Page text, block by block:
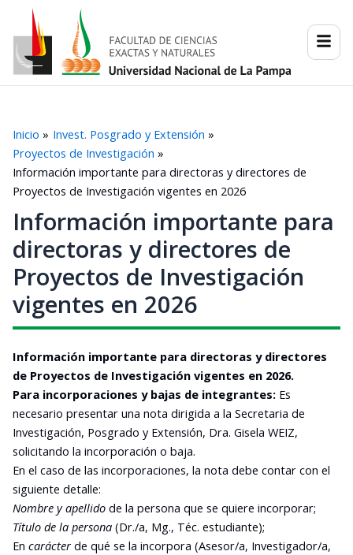
contenido
Inicio
Invest. Posgrado y Extensión
Proyectos de Investigación
Información importante para directoras y directores de
Proyectos de Investigación vigentes en 2026
Información importante para
directoras y directores de
Proyectos de Investigación
vigentes en 2026
Información importante para directoras y directores
de Proyectos de Investigación vigentes en 2026.
Para incorporaciones y bajas de integrantes: Es
necesario presentar una nota dirigida a la Secretaria de
Investigación, Posgrado y Extensión, Dra. Gisela WEIZ,
solicitando la incorporación o baja.
En el caso de las incorporaciones, la nota debe contar con el
siguiente detalle:
Nombre y apellido de la persona que se quiere incorporar;
Título de la persona (Dr./a, Mg., Téc. estudiante);
En carácter de qué se la incorpora (Asesor/a, Investigador/a,